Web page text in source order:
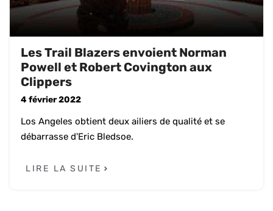
Les Trail Blazers envoient Norman
Powell et Robert Covington aux
Clippers
4 février 2022
Los Angeles obtient deux ailiers de qualité et se
débarrasse d'Eric Bledsoe.
LIRE LA SUITE